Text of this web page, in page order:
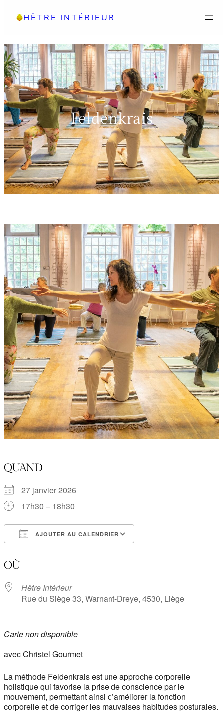
HÊTRE INTÉRIEUR
Feldenkrais
QUAND
27 janvier 2026
17h30 – 18h30
AJOUTER AU CALENDRIER
OÙ
Hêtre Intérieur
Rue du Siège 33, Warnant-Dreye, 4530, Liège
Carte non disponible
avec Christel Gourmet
La méthode Feldenkrais est une approche corporelle
holistique qui favorise la prise de conscience par le
mouvement, permettant ainsi d’améliorer la fonction
corporelle et de corriger les mauvaises habitudes posturales.